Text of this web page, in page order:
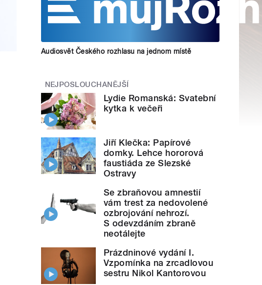
Audiosvět Českého rozhlasu na jednom místě
NEJPOSLOUCHANĚJŠÍ
Lydie Romanská: Svatební
kytka k večeři
Jiří Klečka: Papírové
domky. Lehce hororová
faustiáda ze Slezské
Ostravy
Se zbraňovou amnestií
vám trest za nedovolené
ozbrojování nehrozí.
S odevzdáním zbraně
neotálejte
Prázdninové vydání I.
Vzpomínka na zrcadlovou
sestru Nikol Kantorovou